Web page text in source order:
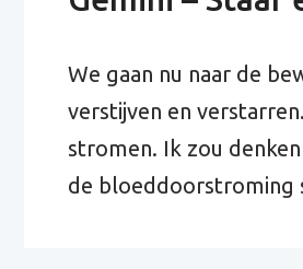
We gaan nu naar de
verstijven en
stromen. Ik zou
de bloeddoorstroming